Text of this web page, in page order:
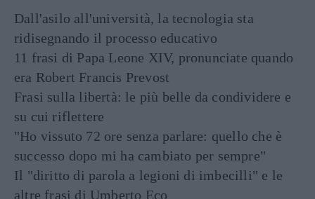
Dall'asilo all'università, la tecnologia sta
ridisegnando il processo educativo
11 frasi di Papa Leone XIV, pronunciate quando
era Robert Francis Prevost
Frasi sulla libertà: le più belle da condividere e
su cui riflettere
"Ho vissuto 72 ore senza parlare: quello che è
successo dopo mi ha cambiato per sempre"
Il "diritto di parola a legioni di imbecilli" e le
altre frasi di Umberto Eco